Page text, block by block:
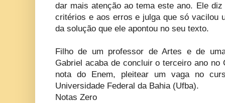
dar mais atenção ao tema este ano. Ele
critérios e aos erros e julga que só vacilou
da solução que ele apontou no seu texto.
Filho de um professor de Artes e de
Gabriel acaba de concluir o terceiro ano no
nota do Enem, pleitear um vaga no
Universidade Federal da Bahia (Ufba).
Notas Zero